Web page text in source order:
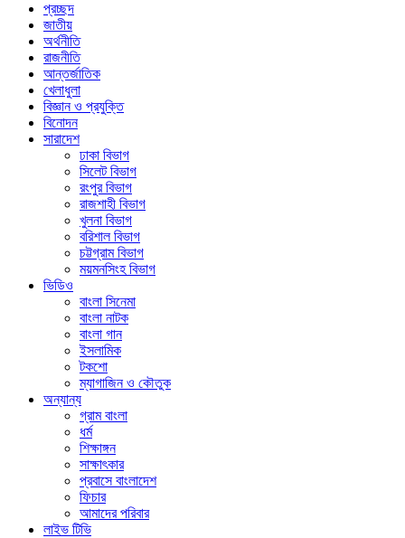
প্রচ্ছদ
জাতীয়
অর্থনীতি
রাজনীতি
আন্তর্জাতিক
খেলাধুলা
বিজ্ঞান ও প্রযুক্তি
বিনোদন
সারাদেশ
ঢাকা বিভাগ
সিলেট বিভাগ
রংপুর বিভাগ
রাজশাহী বিভাগ
খুলনা বিভাগ
বরিশাল বিভাগ
চট্টগ্রাম বিভাগ
ময়মনসিংহ বিভাগ
ভিডিও
বাংলা সিনেমা
বাংলা নাটক
বাংলা গান
ইসলামিক
টকশো
ম্যাগাজিন ও কৌতুক
অন্যান্য
গ্রাম বাংলা
ধর্ম
শিক্ষাঙ্গন
সাক্ষাৎকার
প্রবাসে বাংলাদেশ
ফিচার
আমাদের পরিবার
লাইভ টিভি